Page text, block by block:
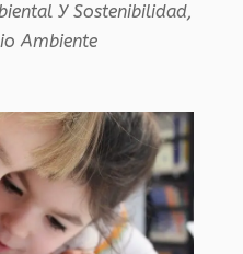
Y Sostenibilidad,
Ambiente